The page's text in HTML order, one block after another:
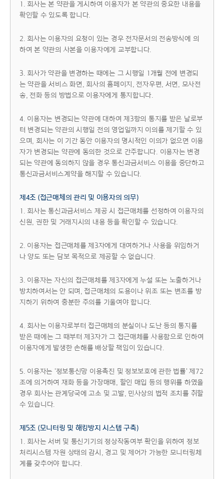
1. 회사는 본 약관을 게시하여 이용자가 본 약관의 중요한 내용을
확인할 수 있도록 합니다.
2. 회사는 이용자의 요청이 있는 경우 전자문서의 전송방식에 의
하여 본 약관의 사본을 이용자에게 교부합니다.
3. 회사가 약관을 변경하는 때에는 그 시행일 1개월 전에 변경되
는 약관을 서비스 화면, 회사의 홈페이지, 전자우편, 서면, 모사전
송, 전화 등의 방법으로 이용자에게 통지합니다.
4. 이용자는 변경되는 약관에 대하여 제3항의 통지를 받은 날로부
터 변경되는 약관의 시행일 전의 영업일까지 이의를 제기할 수 있
으며, 회사는 이 기간 동안 이용자의 명시적인 이의가 없으면 이용
자가 변경되는 약관에 동의한 것으로 간주합니다. 이용자는 변경
되는 약관에 동의하지 않을 경우 통신과금서비스 이용을 중단하고
통신과금서비스계약을 해지할 수 있습니다.
제4조 (접근매체의 관리 및 이용자의 의무)
1. 회사는 통신과금서비스 제공 시 접근매체를 선정하여 이용자의
신원, 권한 및 거래지시의 내용 등을 확인할 수 있습니다.
2. 이용자는 접근매체를 제3자에게 대여하거나 사용을 위임하거
나 양도 또는 담보 목적으로 제공할 수 없습니다.
3. 이용자는 자신의 접근매체를 제3자에게 누설 또는 노출하거나
방치하여서는 안 되며, 접근매체의 도용이나 위조 또는 변조를 방
지하기 위하여 충분한 주의를 기울여야 합니다.
4. 회사는 이용자로부터 접근매체의 분실이나 도난 등의 통지를
받은 때에는 그 때부터 제3자가 그 접근매체를 사용함으로 인하여
이용자에게 발생한 손해를 배상할 책임이 있습니다.
5. 이용자는 '정보통신망 이용촉진 및 정보보호에 관한 법률' 제72
조에 의거하여 재화 등을 가장매매, 할인 매입 등의 행위를 하였을
경우 회사는 관계당국에 고소 및 고발, 민사상의 법적 조치를 취할
수 있습니다.
제5조 (모니터링 및 해킹방지 시스템 구축)
1. 회사는 서버 및 통신기기의 정상작동여부 확인을 위하여 정보
처리시스템 자원 상태의 감시, 경고 및 제어가 가능한 모니터링체
계를 갖추어야 합니다.